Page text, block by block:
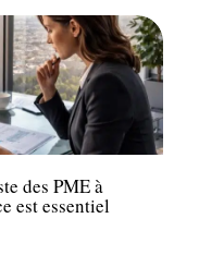
des PME à
est essentiel